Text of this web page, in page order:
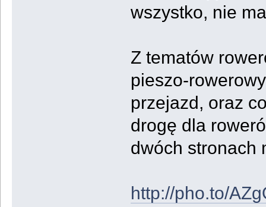
wszystko, nie
Z tematów
pieszo-
przejazd, oraz
drogę dla
dwóch stronach
http://pho.to/